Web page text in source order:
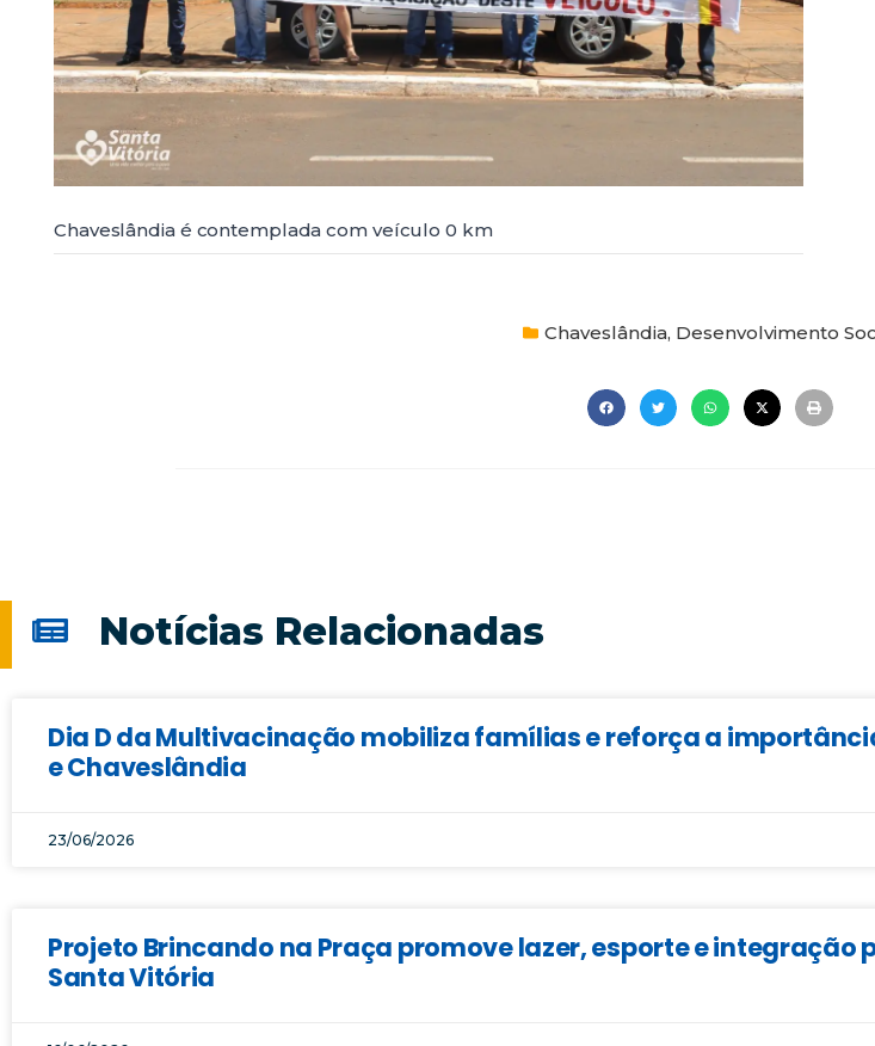
Chaveslândia é contemplada com veículo 0 km
Chaveslândia, Desenvolvimento
Notícias Relacionadas
Dia D da Multivacinação mobiliza famílias e reforça a
e Chaveslândia
23/06/2026
Projeto Brincando na Praça promove lazer, esporte e integração
Santa Vitória